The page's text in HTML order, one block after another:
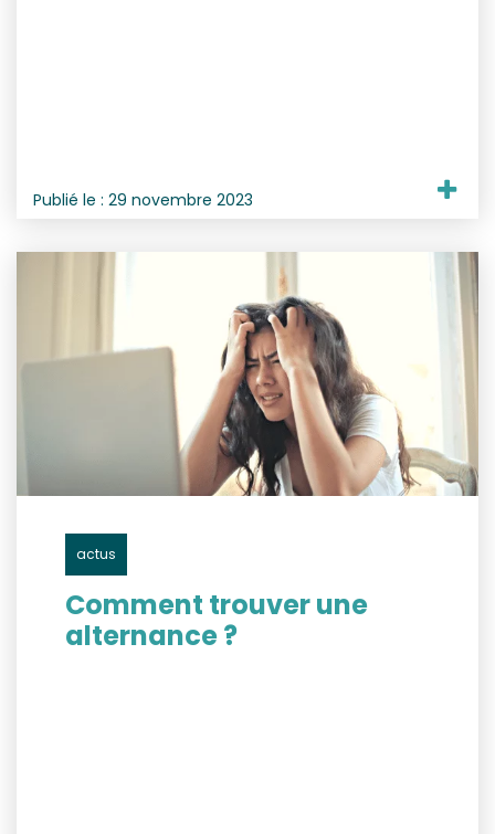
Publié le : 29 novembre 2023
actus
Comment trouver une
alternance ?